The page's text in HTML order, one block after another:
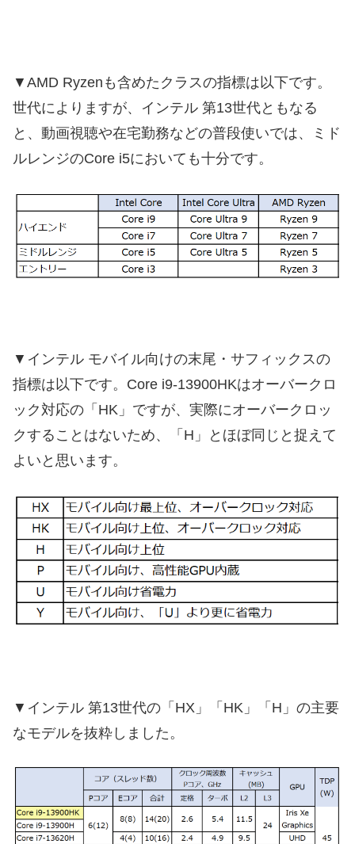
▼AMD Ryzenも含めたクラスの指標は以下です。
世代によりますが、インテル 第13世代ともなる
と、動画視聴や在宅勤務などの普段使いでは、ミド
ルレンジのCore i5においても十分です。
▼インテル モバイル向けの末尾・サフィックスの
指標は以下です。Core i9-13900HKはオーバークロ
ック対応の「HK」ですが、実際にオーバークロッ
クすることはないため、「H」とほぼ同じと捉えて
よいと思います。
▼インテル 第13世代の「HX」「HK」「H」の主要
なモデルを抜粋しました。